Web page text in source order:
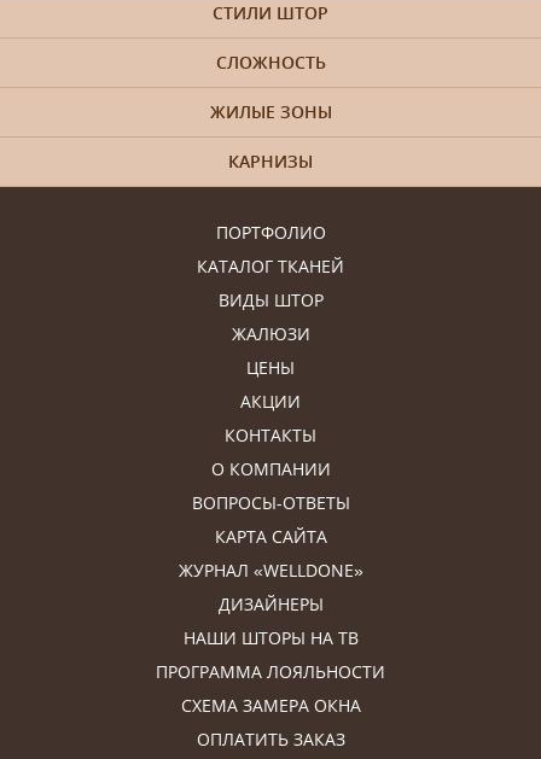
ПОРТФОЛИО
КАТАЛОГ ТКАНЕЙ
ВИДЫ ШТОР
ЖАЛЮЗИ
ЦЕНЫ
АКЦИИ
КОНТАКТЫ
О КОМПАНИИ
ВОПРОСЫ-ОТВЕТЫ
КАРТА САЙТА
ЖУРНАЛ «WELLDONE»
ДИЗАЙНЕРЫ
НАШИ ШТОРЫ НА ТВ
ПРОГРАММА ЛОЯЛЬНОСТИ
СХЕМА ЗАМЕРА ОКНА
ОПЛАТИТЬ ЗАКАЗ
СТИЛИ ШТОР
СЛОЖНОСТЬ
ЖИЛЫЕ ЗОНЫ
КАРНИЗЫ